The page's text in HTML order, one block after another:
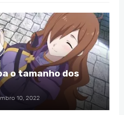
o tamanho dos
10, 2022